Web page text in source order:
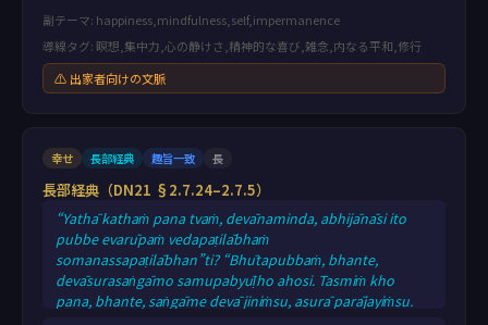
副テーマ: happiness,mindfulness,self,impermanence
導線タグ: 瞑想,集中力,心の静けさ,精神的な喜び,雑念,内なる平和,修行
⚠ 出家者向けの文脈
幸せ 長部経典 趣旨一致 長
長部経典（DN21 §2.7.24–2.7.5）
“Yathā kathaṁ pana tvaṁ, devānaminda, abhijānāsi ito
pubbe evarūpaṁ vedapaṭilābhaṁ
somanassapaṭilābhan”ti? “Bhūtapubbaṁ, bhante,
devāsurasaṅgāmo samupabyūḷho ahosi. Tasmiṁ kho
pana, bhante, saṅgāme devā jiniṁsu, asurā parājayiṁsu.